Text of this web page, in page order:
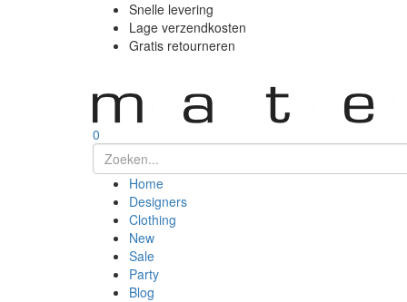
Snelle levering
Lage verzendkosten
Gratis retourneren
0
Home
Designers
Clothing
New
Sale
Party
Blog